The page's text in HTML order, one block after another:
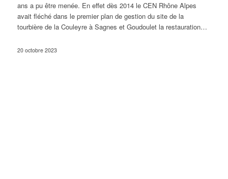
ans a pu être menée. En effet dès 2014 le CEN Rhône Alpes
avait fléché dans le premier plan de gestion du site de la
tourbière de la Couleyre à Sagnes et Goudoulet la restauration…
20 octobre 2023